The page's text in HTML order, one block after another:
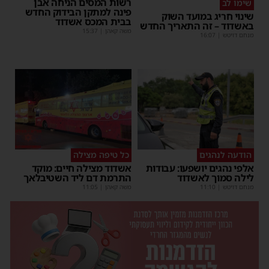
שימו לב
שינוי חריג במועד השוק
באשדוד – זה התאריך החדש
מנחם דויטש |
16:07
פינה למתקן הבידוק החדש
בבית המכס אשדוד
משה קאהן |
15:37
הודעה לנהגים
אלפי נהגים יושפעו: עבודות
לילה סמוך לאשדוד
מנחם דויטש |
11:10
כל טיפה מצילה
אשדוד מצילה חיים: מוקד
התרמת דם ליד השטיבלאך
משה קאהן |
11:05